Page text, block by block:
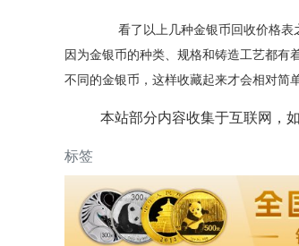
看了以上几种金银币回收价格表之
因为金银币的种类、规格和铸造工艺都有
不同的金银币，这样收藏起来才会相对简
本站部分内容收集于互联网，
标签